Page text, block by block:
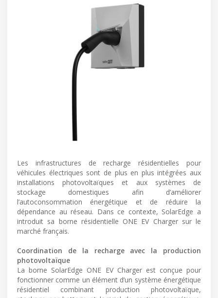
Les infrastructures de recharge résidentielles pour
véhicules électriques sont de plus en plus intégrées aux
installations photovoltaïques et aux systèmes de
stockage domestiques afin d’améliorer
l’autoconsommation énergétique et de réduire la
dépendance au réseau. Dans ce contexte, SolarEdge a
introduit sa borne résidentielle ONE EV Charger sur le
marché français.
Coordination de la recharge avec la production
photovoltaïque
La borne SolarEdge ONE EV Charger est conçue pour
fonctionner comme un élément d’un système énergétique
résidentiel combinant production photovoltaïque,